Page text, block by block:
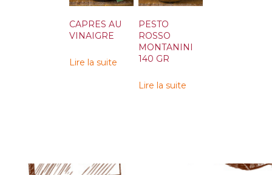
CAPRES AU
VINAIGRE
Lire la suite
PESTO
ROSSO
MONTANINI
140 GR
Lire la suite